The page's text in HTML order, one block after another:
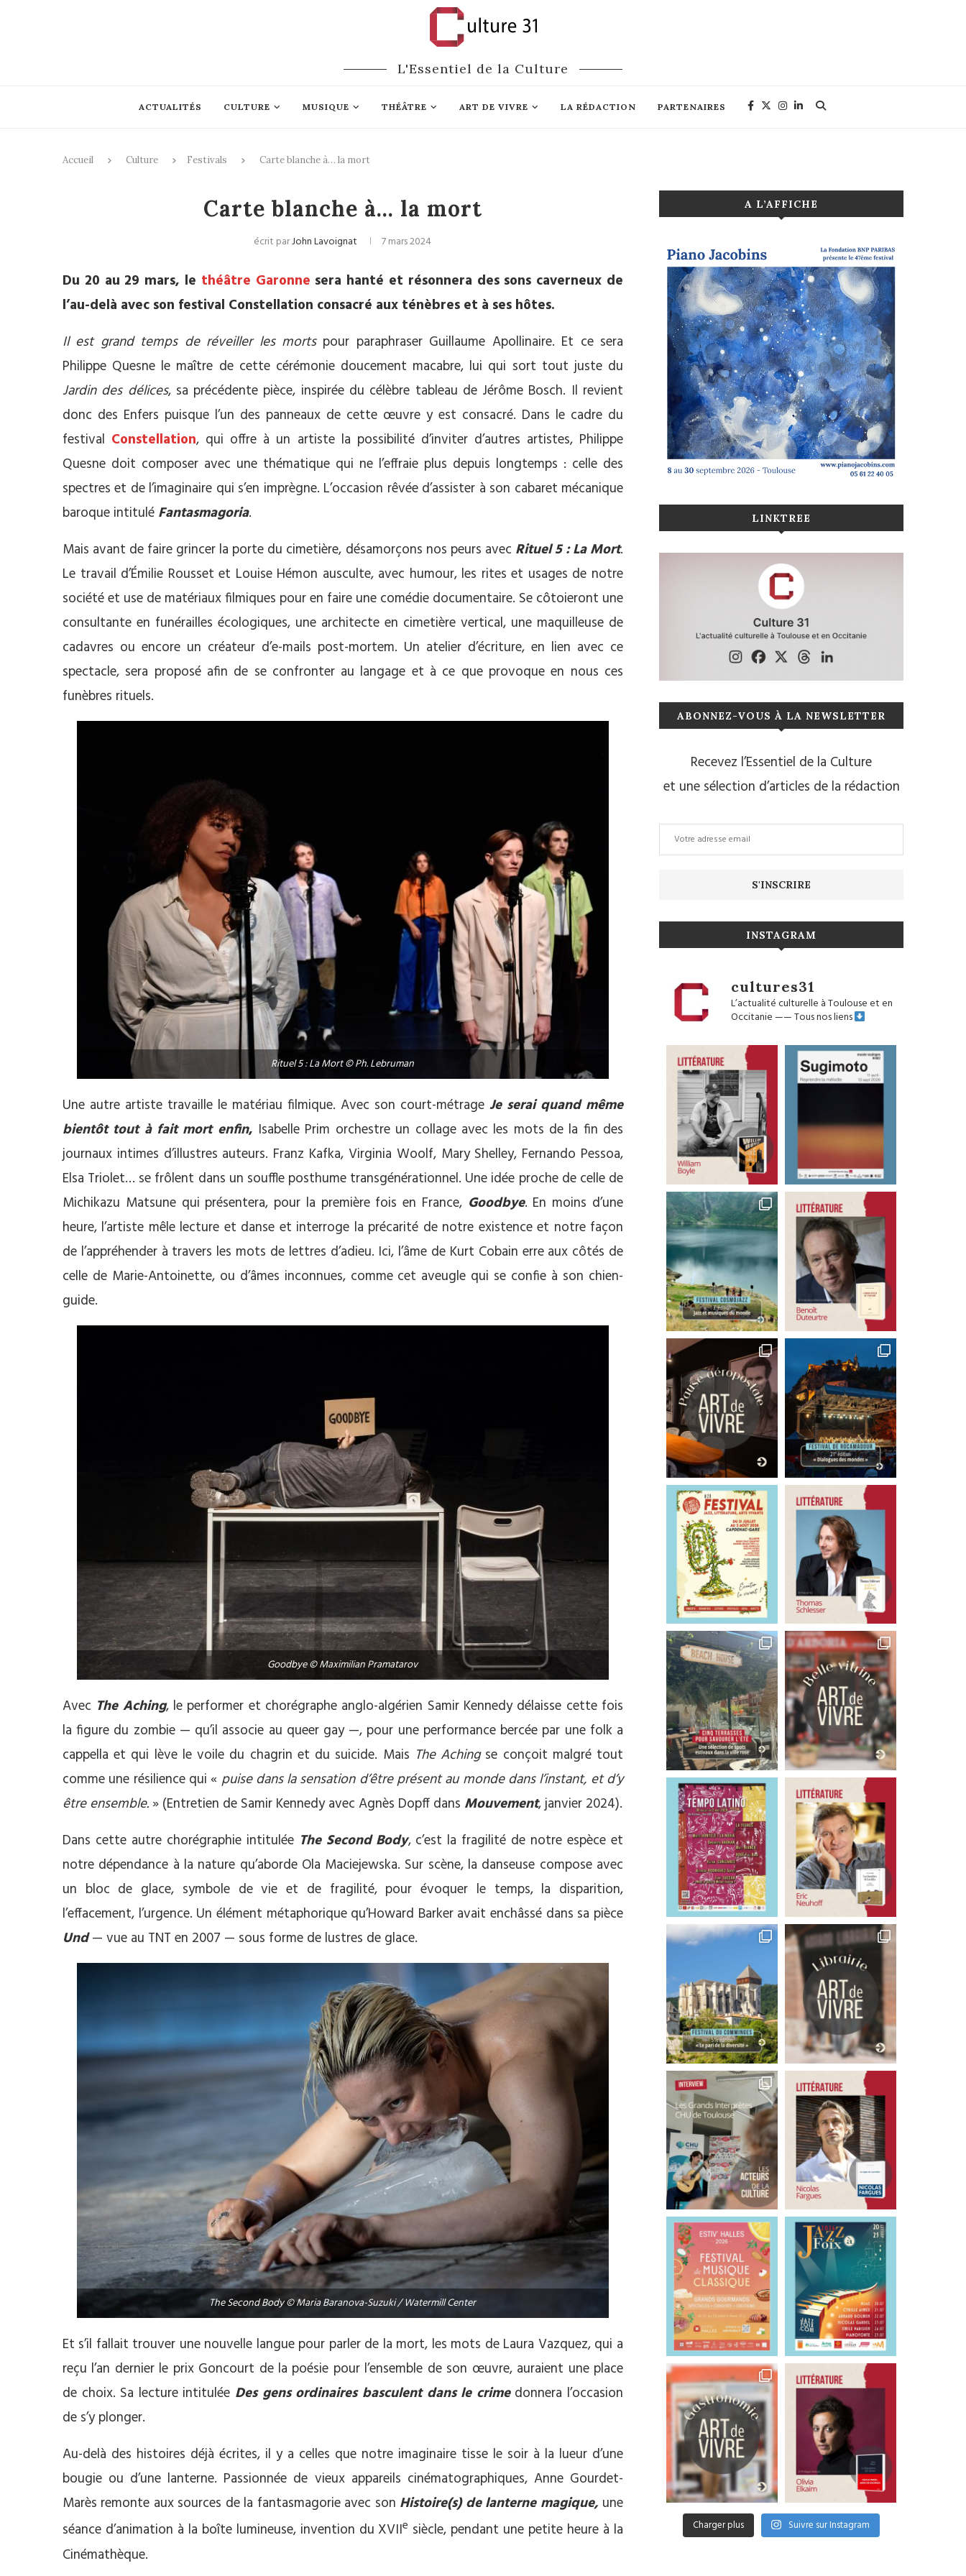
L'Essentiel de la Culture
ACTUALITÉS CULTURE MUSIQUE THÉÂTRE ART DE VIVRE LA RÉDACTION PARTENAIRES
Accueil Culture Festivals Carte blanche à… la mort
Théâtre
Carte blanche à… la mort
écrit parJohn Lavoignat 7 mars 2024
Du 20 au 29 mars, le théâtre Garonne sera hanté et résonnera des sons caverneux de
l’au-delà avec son festival Constellation consacré aux ténèbres et à ses hôtes.
Il est grand temps de réveiller les mortspour paraphraser Guillaume Apollinaire. Et ce sera
Philippe Quesne le maître de cette cérémonie doucement macabre, lui qui sort tout juste du
Jardin des délices, sa précédente pièce, inspirée du célèbre tableau de Jérôme Bosch. Il revient
donc des Enfers puisque l’un des panneaux de cette œuvre y est consacré. Dans le cadre du
festival Constellation, qui offre à un artiste la possibilité d’inviter d’autres artistes, Philippe
Quesne doit composer avec une thématique qui ne l’effraie plus depuis longtemps : celle des
spectres et de l’imaginaire qui s’en imprègne. L’occasion rêvée d’assister à son cabaret mécanique
baroque intitulé Fantasmagoria.
Mais avant de faire grincer la porte du cimetière, désamorçons nos peurs avec Rituel 5 : La Mort.
Le travail d’Émilie Rousset et Louise Hémon ausculte, avec humour, les rites et usages de notre
société et use de matériaux filmiques pour en faire une comédie documentaire. Se côtoieront une
consultante en funérailles écologiques, une architecte en cimetière vertical, une maquilleuse de
cadavres ou encore un créateur d’e-mails post-mortem. Un atelier d’écriture, en lien avec ce
spectacle, sera proposé afin de se confronter au langage et à ce que provoque en nous ces
funèbres rituels.
Rituel 5 : La Mort © Ph. Lebruman
Une autre artiste travaille le matériau filmique. Avec son court-métrage Je serai quand même
bientôt tout à fait mort enfin, Isabelle Prim orchestre un collage avec les mots de la fin des
journaux intimes d’illustres auteurs. Franz Kafka, Virginia Woolf, Mary Shelley, Fernando Pessoa,
Elsa Triolet… se frôlent dans un souffle posthume transgénérationnel. Une idée proche de celle de
Michikazu Matsune qui présentera, pour la première fois en France, Goodbye. En moins d’une
heure, l’artiste mêle lecture et danse et interroge la précarité de notre existence et notre façon
de l’appréhender à travers les mots de lettres d’adieu. Ici, l’âme de Kurt Cobain erre aux côtés de
celle de Marie-Antoinette, ou d’âmes inconnues, comme cet aveugle qui se confie à son chien-
guide.
Goodbye © Maximilian Pramatarov
Avec The Aching, le performer et chorégraphe anglo-algérien Samir Kennedy délaisse cette fois
la figure du zombie — qu’il associe au queer gay —, pour une performance bercée par une folk a
cappella et qui lève le voile du chagrin et du suicide. Mais The Achingse conçoit malgré tout
comme une résilience qui « puise dans la sensation d’être présent au monde dans l’instant, et d’y
être ensemble. » (Entretien de Samir Kennedy avec Agnès Dopff dans Mouvement, janvier 2024).
Dans cette autre chorégraphie intitulée The Second Body, c’est la fragilité de notre espèce et
notre dépendance à la nature qu’aborde Ola Maciejewska. Sur scène, la danseuse compose avec
un bloc de glace, symbole de vie et de fragilité, pour évoquer le temps, la disparition,
l’effacement, l’urgence. Un élément métaphorique qu’Howard Barker avait enchâssé dans sa pièce
Und­ — vue au TNT en 2007 — sous forme de lustres de glace.
The Second Body © Maria Baranova-Suzuki / Watermill Center
Et s’il fallait trouver une nouvelle langue pour parler de la mort, les mots de Laura Vazquez, qui a
reçu l’an dernier le prix Goncourt de la poésie pour l’ensemble de son œuvre, auraient une place
de choix. Sa lecture intitulée Des gens ordinaires basculent dans le crimedonnera l’occasion
de s’y plonger.
Au-delà des histoires déjà écrites, il y a celles que notre imaginaire tisse le soir à la lueur d’une
bougie ou d’une lanterne. Passionnée de vieux appareils cinématographiques, Anne Gourdet-
Marès remonte aux sources de la fantasmagorie avec son Histoire(s) de lanterne magique, une
séance d’animation à la boîte lumineuse, invention du XVIIe siècle, pendant une petite heure à la
Cinémathèque.
A L’AFFICHE
LINKTREE
ABONNEZ-VOUS À LA NEWSLETTER
Recevez l’Essentiel de la Culture
et une sélection d’articles de la rédaction
INSTAGRAM
cultures31
L’actualité culturelle à Toulouse et en
Occitanie——Tous nos liens
Charger plus Suivre sur Instagram